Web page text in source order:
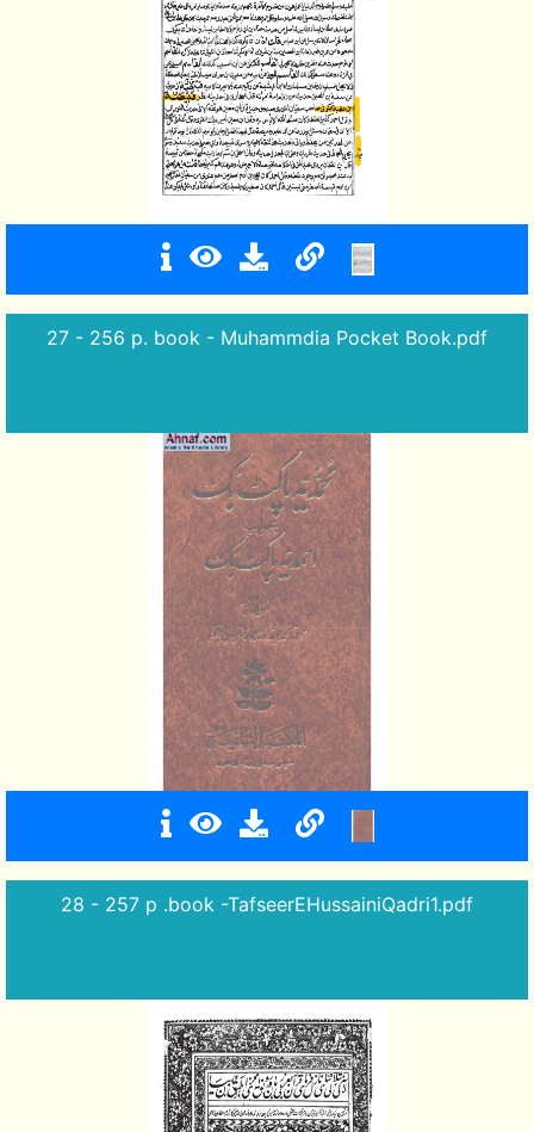
27 - 256 p. book - Muhammdia Pocket Book.pdf
28 - 257 p .book -TafseerEHussainiQadri1.pdf